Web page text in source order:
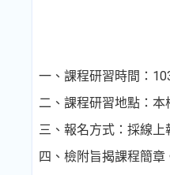
一、課程研習時間：
二、課程研習地點：本
三、報名方式：採線
四、檢附旨揭課程簡章